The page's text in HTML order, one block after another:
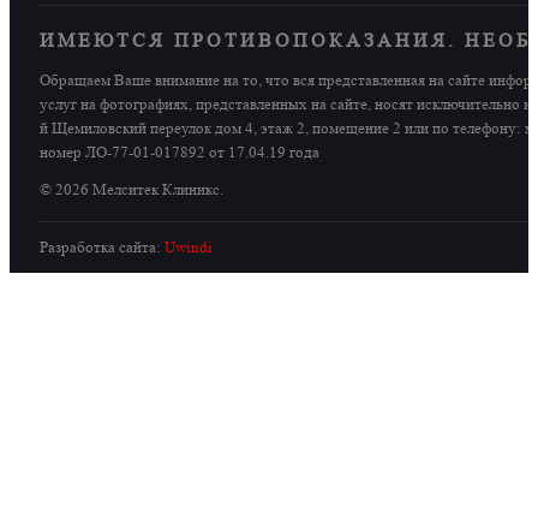
ИМЕЮТСЯ ПРОТИВОПОКАЗАНИЯ.
Обращаем Ваше внимание на то, что вся представленная на сайте
услуг на фотографиях, представленных на сайте, носят
й Щемиловский переулок дом 4, этаж 2, помещение 2 или по
номер ЛО-77-01-017892 от 17.04.19 года
© 2026 Мелситек Клиникс.
Разработка сайта: Uwindi